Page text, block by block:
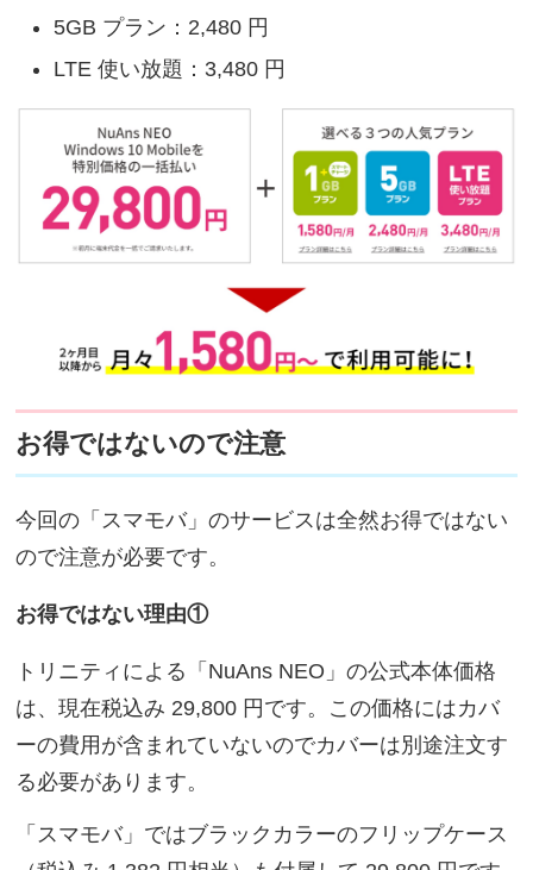
5GB プラン：2,480 円
LTE 使い放題：3,480 円
お得ではないので注意
今回の「スマモバ」のサービスは全然お得ではない
ので注意が必要です。
お得ではない理由①
トリニティによる「NuAns NEO」の公式本体価格
は、現在税込み 29,800 円です。この価格にはカバ
ーの費用が含まれていないのでカバーは別途注文す
る必要があります。
「スマモバ」ではブラックカラーのフリップケース